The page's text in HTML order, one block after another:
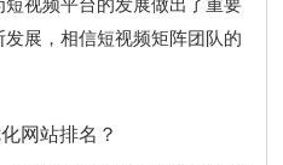
视频平台的发展做出了重要
展，相信短视频矩阵团队的
网站排名？